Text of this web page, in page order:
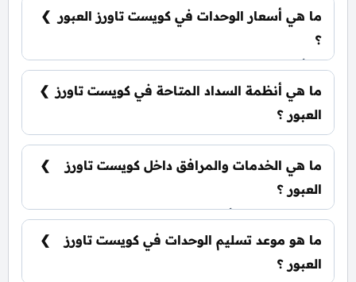
من الوحدات، تشمل: شقق سكنية: تبدأ من 57 متر²
سكاي فيلا: تبدأ من 261 متر²
ما هي أسعار الوحدات في كويست تاورز العبور
؟
تبدأ الأسعار من 3,144,000 جنيه وتختلف حسب نوع
الوحدة والمساحة، كما أن الأسعار قابلة للتغيير حسب
تطورات السوق.
ما هي أنظمة السداد المتاحة في كويست تاورز
العبور ؟
يمكنك حجز وحدتك بدفع مقدم 15% فقط، كما يتم
تقسيط الباقي على فترة تصل إلي 7 سنوات بدون أي
فوائد.
ما هي الخدمات والمرافق داخل كويست تاورز
العبور ؟
يشمل المشروع أول حمام سباحة على الروف بالعبور
،جيم بالروف، منطقة شواء على الروف، ملاعب بادل
بارتفاع السماء، سبا ومنطقة صحية على الروف.
ما هو موعد تسليم الوحدات في كويست تاورز
العبور ؟